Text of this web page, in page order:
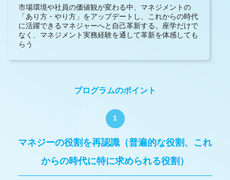
市場環境や社員の価値観が変わる中、マネジメントの
「あり方・やり方」をアップデートし、これからの時代
に活躍できるマネジャーへと自己革新する。座学だけで
なく、マネジメント実務経験を通して革新を体感しても
らう
プログラムのポイント
１
マネジーの役割を再認識（普遍的な役割、これ
からの時代に特に求められる役割）